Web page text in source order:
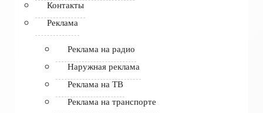
Контакты
Реклама
Реклама на радио
Наружная реклама
Реклама на ТВ
Реклама на транспорте